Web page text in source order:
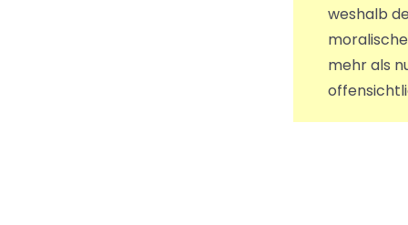
weshalb
mehr als